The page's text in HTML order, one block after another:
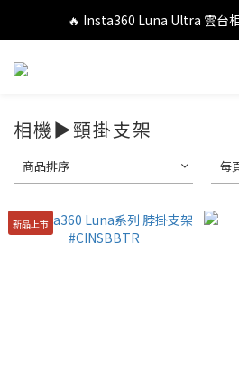
🔥 DJI OSMO POCKET 4P 口
🔥 Insta360 Luna Ultra 雲台
🔥 Insta360 GO Ultra Hello Kitty 聯
相機▶頸掛支架
商品排序 每
新品上市